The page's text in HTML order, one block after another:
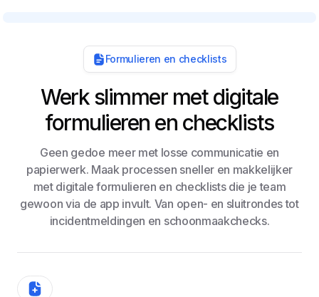
Formulieren en checklists
Werk slimmer met digitale
formulieren en checklists
Geen gedoe meer met losse communicatie en
papierwerk. Maak processen sneller en makkelijker
met digitale formulieren en checklists die je team
gewoon via de app invult. Van open- en sluitrondes tot
incidentmeldingen en schoonmaakchecks.